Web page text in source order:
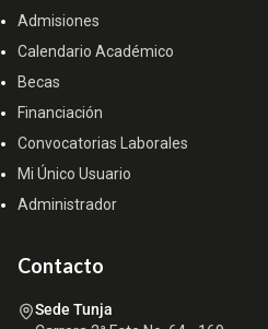
Admisiones
Calendario Académico
Becas
Financiación
Convocatorias Laborales
Mi Único Usuario
Administrador
Contacto
Sede Tunja